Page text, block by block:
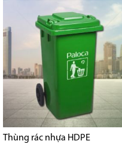
Thùng rác nhựa HDPE